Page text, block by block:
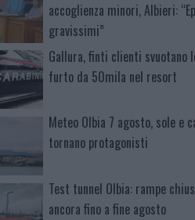
accoglienza minori, Albieri:
gravissimi”
Gallura, finti clienti svuotano
furto da 50mila nel resort
Meteo Olbia 7 agosto, sole e
tornano protagonisti
Test tunnel Olbia: rampe
ancora fino a fine agosto